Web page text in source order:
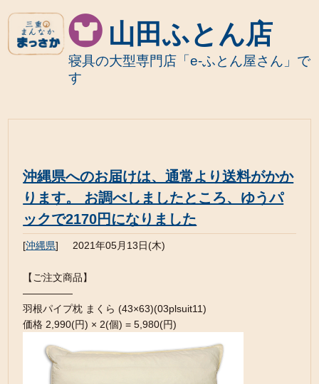
山田ふとん店
寝具の大型専門店「e-ふとん屋さん」で
す
沖縄県へのお届けは、通常より送料がかか
ります。 お調べしましたところ、ゆうパ
ックで2170円になりました
[沖縄県] 2021年05月13日(木)
【ご注文商品】
—————
羽根パイプ枕 まくら (43×63)(03plsuit11)
価格 2,990(円) × 2(個) = 5,980(円)